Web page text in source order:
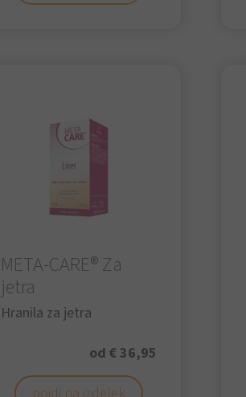
META-CARE® Za
jetra
Hranila za jetra
od € 36,95